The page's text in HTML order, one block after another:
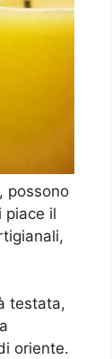
possono
piace il
testata,
oriente.